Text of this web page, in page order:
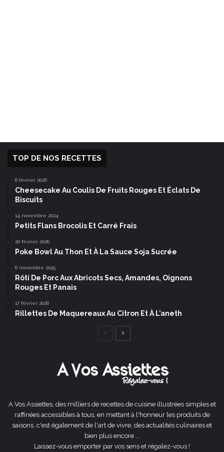
TOP DE NOS RECETTES
6 février 2026
Cheesecake Au Coulis De Fruits Rouges Et Éclats De
Biscuits
14 novembre 2024
Petits Flans Brocolis Et Carré Frais
20 février 2026
Poke Bowl Au Thon Et À La Sauce Soja Sucrée
6 novembre 2025
Rôti De Porc Aux Abricots Secs, Amandes, Oignons
Rouges Et Panais
17 février 2026
Rillettes De Maquereaux Au Citron Et À L’aneth
Page
A Vos Assiettes, des milliers de recettes de cuisine illustrées simples et
raffinées accessibles à tous, en mettant à l'honneur les produits de
saisons, c'est également de l'art de vivre, des actualités culinaires et
bien plus encore ...
Laissez-vous emporter par vos sens et régalez-vous !